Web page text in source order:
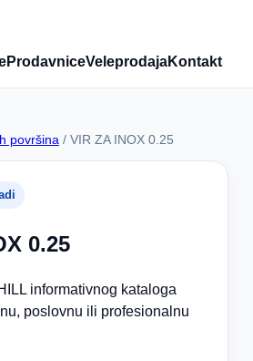
ProdavniceVeleprodajaKontakt
površina / VIR ZA INOX 0.25
0.25
informativnog kataloga
poslovnu ili profesionalnu